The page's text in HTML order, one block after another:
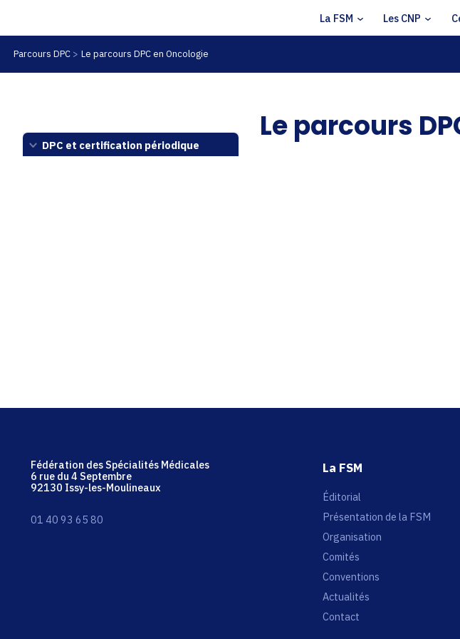
La FSM Les CNP
Parcours DPC Le parcours DPC en Oncologie
DPC et certification périodique
Le parcours
Fédération des Spécialités Médicales
6 rue du 4 Septembre
92130 Issy-les-Moulineaux
01 40 93 65 80
La FSM
Éditorial
Présentation de la FSM
Organisation
Comités
Conventions
Actualités
Contact